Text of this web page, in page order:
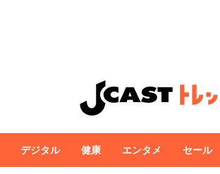
デジタル 健康 エンタメ セール